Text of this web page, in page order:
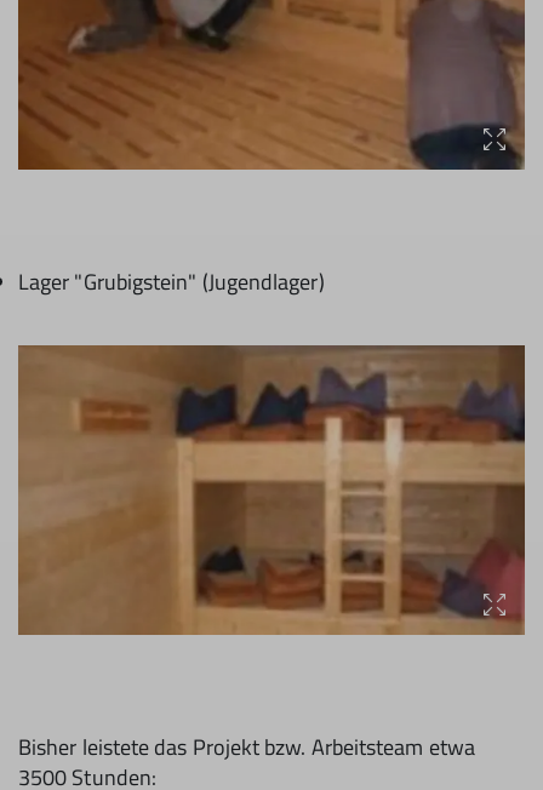
Lager "Grubigstein" (Jugendlager)
Bisher leistete das Projekt bzw. Arbeitsteam etwa
3500 Stunden: